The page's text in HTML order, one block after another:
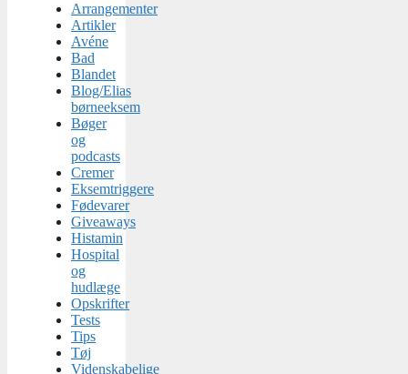
Arrangementer
Artikler
Avéne
Bad
Blandet
Blog/Elias
børneeksem
Bøger
og
podcasts
Cremer
Eksemtriggere
Fødevarer
Giveaways
Histamin
Hospital
og
hudlæge
Opskrifter
Tests
Tips
Tøj
Videnskabelige